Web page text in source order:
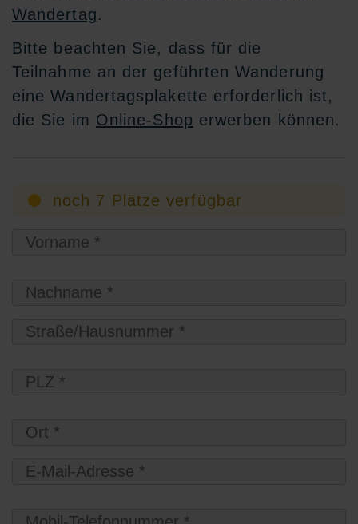
Wandertag.
Bitte beachten Sie, dass für die
Teilnahme an der geführten Wanderung
eine Wandertagsplakette erforderlich ist,
die Sie im Online-Shop erwerben können.
noch 7 Plätze verfügbar